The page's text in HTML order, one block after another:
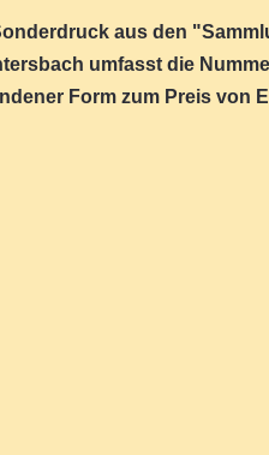
aus den
umfasst die
Form zum Preis von